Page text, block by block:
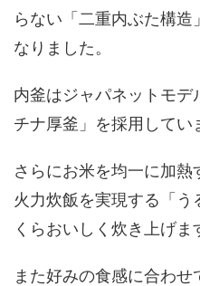
らない「二重内ぶた構
なりました。
内釜はジャパネットモデ
チナ厚釜」を採用してい
さらにお米を均一に加
火力炊飯を実現する「
くらおいしく炊き上げま
また好みの食感に合わ